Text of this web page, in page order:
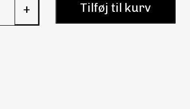
+ Tilføj til kurv